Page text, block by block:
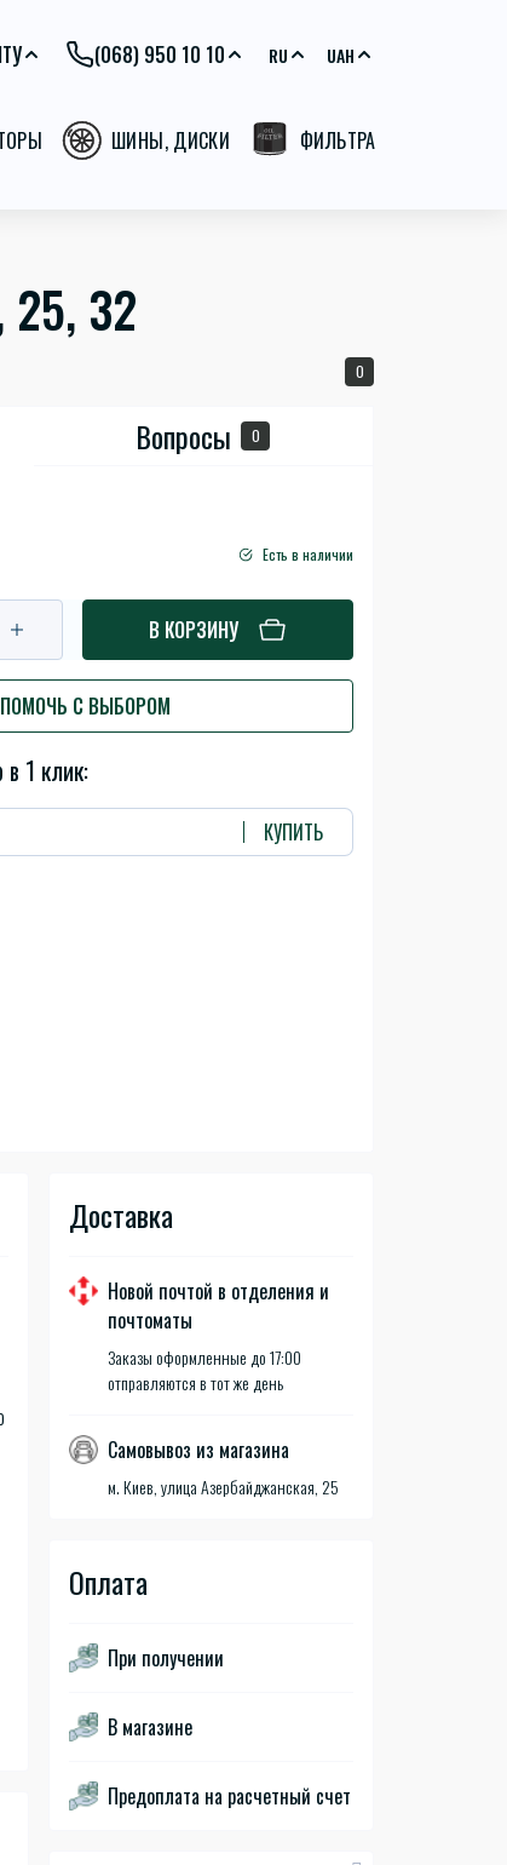
(068) 950 10 10 RU UAH
ШИНЫ, ДИСКИ ФИЛЬТРА
25, 32
0
Вопросы 0
Есть в наличии
В КОРЗИНУ
ПОМОЧЬ С ВЫБОРОМ
в 1 клик:
КУПИТЬ
Доставка
Новой почтой в отделения и
почтоматы
Заказы оформленные до 17:00
отправляются в тот же день
Самовывоз из магазина
м. Киев, улица Азербайджанская, 25
Оплата
При получении
В магазине
Предоплата на расчетный счет